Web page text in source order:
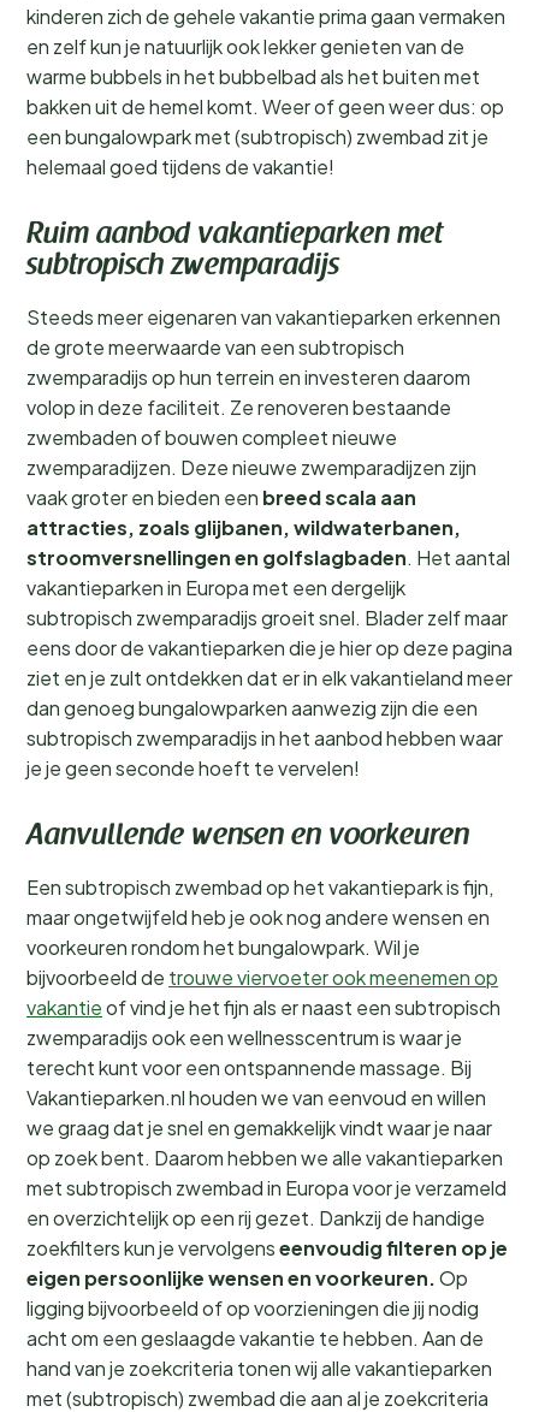
kinderen zich de gehele vakantie prima gaan vermaken
en zelf kun je natuurlijk ook lekker genieten van de
warme bubbels in het bubbelbad als het buiten met
bakken uit de hemel komt. Weer of geen weer dus: op
een bungalowpark met (subtropisch) zwembad zit je
helemaal goed tijdens de vakantie!
Ruim aanbod vakantieparken met
subtropisch zwemparadijs
Steeds meer eigenaren van vakantieparken erkennen
de grote meerwaarde van een subtropisch
zwemparadijs op hun terrein en investeren daarom
volop in deze faciliteit. Ze renoveren bestaande
zwembaden of bouwen compleet nieuwe
zwemparadijzen. Deze nieuwe zwemparadijzen zijn
vaak groter en bieden een breed scala aan
attracties, zoals glijbanen, wildwaterbanen,
stroomversnellingen en golfslagbaden. Het aantal
vakantieparken in Europa met een dergelijk
subtropisch zwemparadijs groeit snel. Blader zelf maar
eens door de vakantieparken die je hier op deze pagina
ziet en je zult ontdekken dat er in elk vakantieland meer
dan genoeg bungalowparken aanwezig zijn die een
subtropisch zwemparadijs in het aanbod hebben waar
je je geen seconde hoeft te vervelen!
Aanvullende wensen en voorkeuren
Een subtropisch zwembad op het vakantiepark is fijn,
maar ongetwijfeld heb je ook nog andere wensen en
voorkeuren rondom het bungalowpark. Wil je
bijvoorbeeld de trouwe viervoeter ook meenemen op
vakantieof vind je het fijn als er naast een subtropisch
zwemparadijs ook een wellnesscentrum is waar je
terecht kunt voor een ontspannende massage. Bij
Vakantieparken.nl houden we van eenvoud en willen
we graag dat je snel en gemakkelijk vindt waar je naar
op zoek bent. Daarom hebben we alle vakantieparken
met subtropisch zwembad in Europa voor je verzameld
en overzichtelijk op een rij gezet. Dankzij de handige
zoekfilters kun je vervolgenseenvoudig filteren op je
eigen persoonlijke wensen en voorkeuren.Op
ligging bijvoorbeeld of op voorzieningen die jij nodig
acht om een geslaagde vakantie te hebben. Aan de
hand van je zoekcriteria tonen wij alle vakantieparken
met (subtropisch) zwembad die aan al je zoekcriteria